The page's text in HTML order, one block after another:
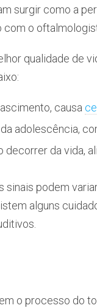
surgir como a
o
qualidade de
causa
adolescência,
decorrer da vida,
sinais podem
alguns
o processo do